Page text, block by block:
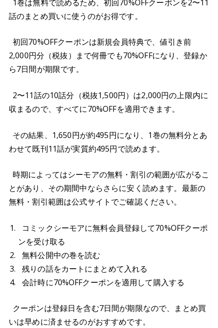
1巻は無料で読めるため、初回70%OFFクーポンを2〜11
話のまとめ買いに使うのがお得です。
初回70%OFFクーポンは新規会員特典で、値引き前
2,000円分（税抜）まで何冊でも70%OFFになり、登録か
ら7日間が期限です。
2〜11話の10話分（税抜1,500円）は2,000円の上限内に
収まるので、すべてに70%OFFを適用できます。
その結果、1,650円が約495円になり、1巻の無料分とあ
わせて既刊11話が実質約495円で読めます。
時期によってはシーモアの無料・割引の範囲が広がるこ
とがあり、その期間中ならさらに安く読めます。最新の
無料・割引範囲は公式サイトでご確認ください。
コミックシーモアに無料会員登録して70%OFFクーポ
ンを受け取る
無料公開中の巻を読む
残りの話をカートにまとめて入れる
会計時に70%OFFクーポンを適用して購入する
クーポンは登録日を含む7日間が期限なので、まとめ買
いは早めに済ませるのがおすすめです。